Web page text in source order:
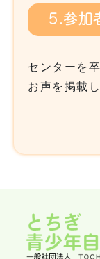
5.参加
センターを
お声を掲載